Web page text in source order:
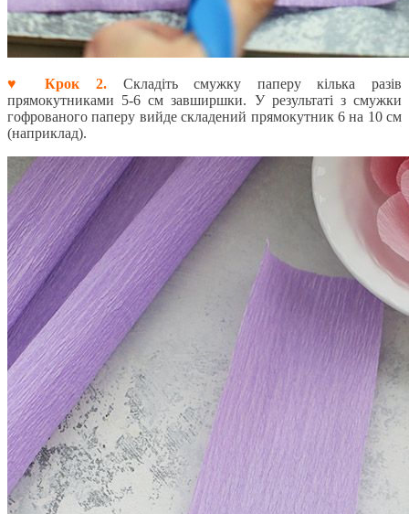
♥ Крок 2.Складіть смужку паперу кілька разів
прямокутниками 5-6 см завширшки. У результаті з смужки
гофрованого паперу вийде складений прямокутник 6 на 10 см
(наприклад).